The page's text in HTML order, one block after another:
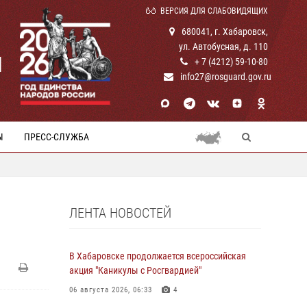
ВЕРСИЯ ДЛЯ СЛАБОВИДЯЩИХ
680041, г. Хабаровск,
ул. Автобусная, д. 110
+ 7 (4212) 59-10-80
info27@rosguard.gov.ru
ПРЕСС-СЛУЖБА
ЛЕНТА НОВОСТЕЙ
В Хабаровске продолжается всероссийская
акция "Каникулы с Росгвардией"
06 августа 2026, 06:33 4